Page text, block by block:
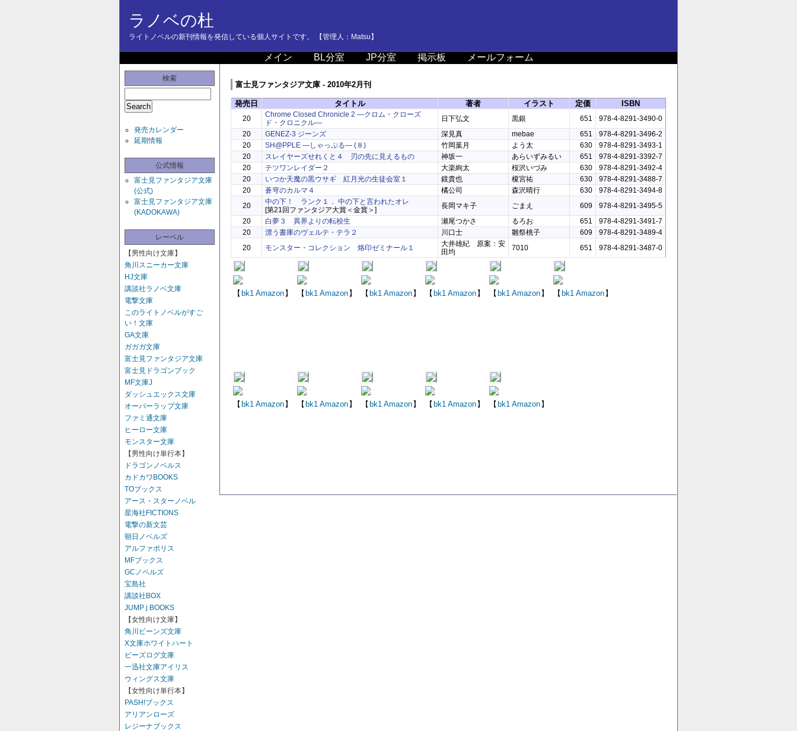
ラノベの杜
ライトノベルの新刊情報を発信している個人サイトです。 【管理人：Matsu】
メイン BL分室 JP分室 掲示板 メールフォーム
検索
発売カレンダー
延期情報
公式情報
富士見ファンタジア文庫
(公式)
富士見ファンタジア文庫
(KADOKAWA)
レーベル
【男性向け文庫】
角川スニーカー文庫
HJ文庫
講談社ラノベ文庫
電撃文庫
このライトノベルがすご
い！文庫
GA文庫
ガガガ文庫
富士見ファンタジア文庫
富士見ドラゴンブック
MF文庫J
ダッシュエックス文庫
オーバーラップ文庫
ファミ通文庫
ヒーロー文庫
モンスター文庫
【男性向け単行本】
ドラゴンノベルス
カドカワBOOKS
TOブックス
アース・スターノベル
星海社FICTIONS
電撃の新文芸
朝日ノベルズ
アルファポリス
MFブックス
GCノベルズ
宝島社
講談社BOX
JUMP j BOOKS
【女性向け文庫】
角川ビーンズ文庫
X文庫ホワイトハート
ビーズログ文庫
一迅社文庫アイリス
ウィングス文庫
【女性向け単行本】
PASH!ブックス
アリアンローズ
レジーナブックス
富士見ファンタジア文庫 - 2010年2月刊
発売日 タイトル 著者 イラスト 定価 ISBN
20
Chrome Closed Chronicle 2 ―クロム・クローズ
ド・クロニクル―
日下弘文 黒銀 651
978-4-8291-3490-0
20
GENEZ-3 ジーンズ 深見真 mebae 651
978-4-8291-3496-2
20
SH@PPLE ―しゃっぷる― (８) 竹岡葉月 よう太 630
978-4-8291-3493-1
20
スレイヤーズせれくと４ 刃の先に見えるもの 神坂一 あらいずみるい 651
978-4-8291-3392-7
20
テツワンレイダー２ 大楽絢太 桜沢いづみ 630
978-4-8291-3492-4
20
いつか天魔の黒ウサギ 紅月光の生徒会室１ 鏡貴也 榎宮祐 630
978-4-8291-3488-7
20
蒼穹のカルマ４ 橘公司 森沢晴行 630
978-4-8291-3494-8
20
中の下！ ランク１． 中の下と言われたオレ
[第21回ファンタジア大賞＜金賞＞]
長岡マキ子 ごまえ 609
978-4-8291-3495-5
20
白夢３ 異界よりの転校生 瀬尾つかさ るろお 651
978-4-8291-3491-7
20
漂う書庫のヴェルテ・テラ２ 川口士 雛祭桃子 609
978-4-8291-3489-4
20
モンスター・コレクション 烙印ゼミナール１
大井雄紀 原案：安
田均
7010 651 978-4-8291-3487-0
【 bk1 Amazon 】 【 bk1 Amazon 】 【 bk1 Amazon 】 【 bk1 Amazon 】 【 bk1 Amazon 】 【 bk1 Amazon 】
【 bk1 Amazon 】 【 bk1 Amazon 】 【 bk1 Amazon 】 【 bk1 Amazon 】 【 bk1 Amazon 】